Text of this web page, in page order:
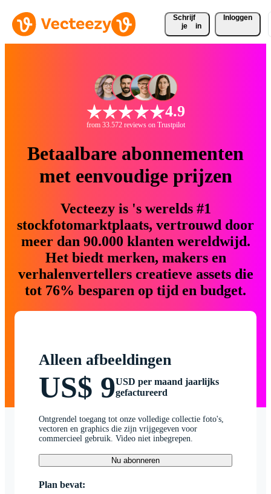
Schrijf
je
in
Inloggen
4.9
from 33.572 reviews on Trustpilot
Betaalbare abonnementen
met eenvoudige prijzen
Vecteezy is 's werelds #1
stockfotomarktplaats, vertrouwd door
meer dan 90.000 klanten wereldwijd.
Het biedt merken, makers en
verhalenvertellers creatieve assets die
tot 76% besparen op tijd en budget.
Alleen afbeeldingen
US$ 9USD per maand jaarlijks
gefactureerd
Ontgrendel toegang tot onze volledige collectie foto's,
vectoren en graphics die zijn vrijgegeven voor
commercieel gebruik. Video niet inbegrepen.
Nu abonneren
Plan bevat: